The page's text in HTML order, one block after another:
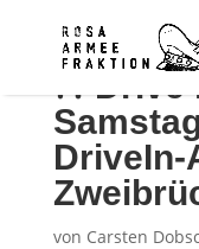
🚘 Drive
DriveIn-
von Carsten